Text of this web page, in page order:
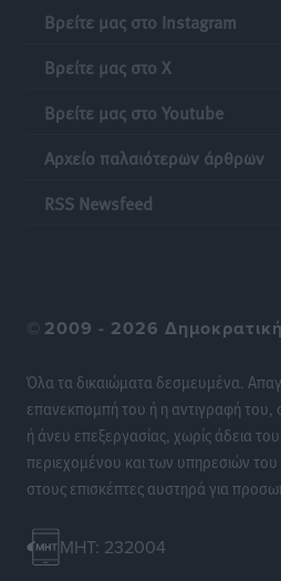
Βρείτε μας στο Instagram
Βρείτε μας στο X
Βρείτε μας στο Youtube
Αρχείο παλαιότερων άρθρων
RSS Newsfeed
© 2009 - 2026
Όλα τα δικαιώματα δεσμευμένα.
επανεκπομπή του ή η αντιγραφή
ή άνευ επεξεργασίας, χωρίς άδεια
περιεχομένου και των υπηρεσιών
στους επισκέπτες αυστηρά για
MHT: 232004